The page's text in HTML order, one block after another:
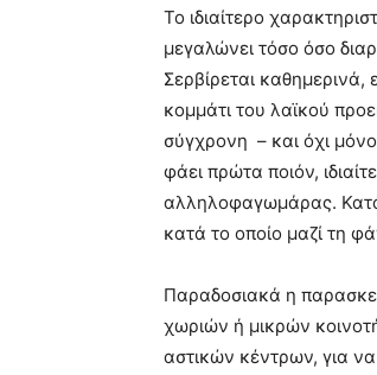
Το ιδιαίτερο
μεγαλώνει τόσο όσο
Σερβίρεται καθημερινά,
κομμάτι του λαϊκού
σύγχρονη – και όχι
φάει πρώτα ποιόν,
αλληλοφαγωμάρας. Κατά
κατά το οποίο μαζί τη
Παραδοσιακά η
χωριών ή μικρών
αστικών κέντρων, για